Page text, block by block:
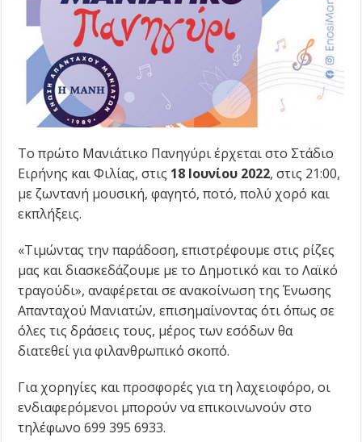
Το πρώτο Μανιάτικο Πανηγύρι έρχεται στο Στάδιο
Ειρήνης και Φιλίας, στις 18 Ιουνίου 2022, στις 21:00,
με ζωντανή μουσική, φαγητό, ποτό, πολύ χορό και
εκπλήξεις.
«Τιμώντας την παράδοση, επιστρέφουμε στις ρίζες
μας και διασκεδάζουμε με το Δημοτικό και το Λαϊκό
τραγούδι», αναφέρεται σε ανακοίνωση της Ένωσης
Απανταχού Μανιατών, επισημαίνοντας ότι όπως σε
όλες τις δράσεις τους, μέρος των εσόδων θα
διατεθεί για φιλανθρωπικό σκοπό.
Για χορηγίες και προσφορές για τη λαχειοφόρο, οι
ενδιαφερόμενοι μπορούν να επικοινωνούν στο
τηλέφωνο 699 395 6933.